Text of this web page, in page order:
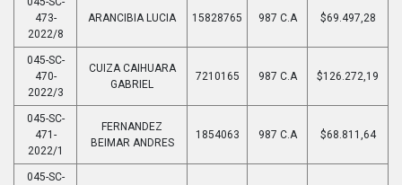
473-
2022/8
ARANCIBIA LUCIA 15828765 987 C.A $69.497,28
045-SC-
470-
2022/3
CUIZA CAIHUARA
GABRIEL
7210165 987 C.A $126.272,19
045-SC-
471-
2022/1
FERNANDEZ
BEIMAR ANDRES
1854063 987 C.A $68.811,64
045-SC-